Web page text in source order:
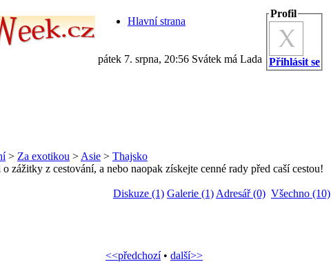
Hlavní strana
pátek 7. srpna, 20:56 Svátek má Lada
Profil
Přihlásit se
> Za exotikou > Asie > Thajsko
zážitky z cestování, a nebo naopak získejte cenné rady před caší cestou!
Diskuze (1) Galerie (1) Adresář (0) Všechno (10)
<<předchozí• další>>